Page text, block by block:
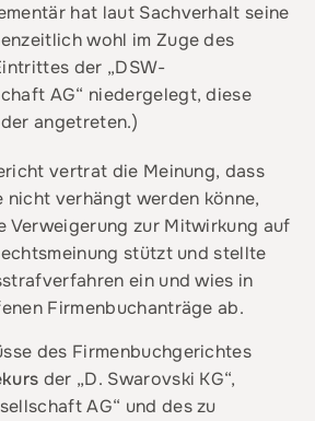
hat laut Sachverhalt seine
wohl im Zuge des
der „DSW-
AG“ niedergelegt, diese
angetreten.)
vertrat die Meinung, dass
nicht verhängt werden könne,
Verweigerung zur Mitwirkung auf
stützt und stellte
ein und wies in
Firmenbuchanträge ab.
des Firmenbuchgerichtes
der „D. Swarovski KG“,
AG“ und des zu